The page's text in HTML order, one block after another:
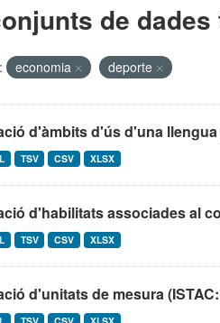
de
economia deporte
d'àmbits d'ús d'una llengua
TSV CSV XLSX
d'habilitats associades al
TSV CSV XLSX
d'unitats de mesura